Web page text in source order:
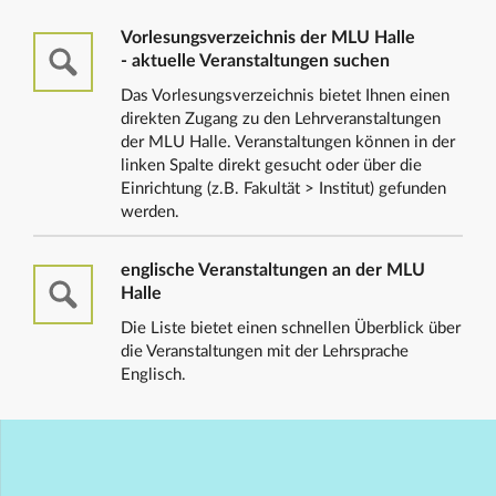
Vorlesungsverzeichnis der MLU Halle
- aktuelle Veranstaltungen suchen
Das Vorlesungsverzeichnis bietet Ihnen einen
direkten Zugang zu den Lehrveranstaltungen
der MLU Halle. Veranstaltungen können in der
linken Spalte direkt gesucht oder über die
Einrichtung (z.B. Fakultät > Institut) gefunden
werden.
englische Veranstaltungen an der MLU
Halle
Die Liste bietet einen schnellen Überblick über
die Veranstaltungen mit der Lehrsprache
Englisch.